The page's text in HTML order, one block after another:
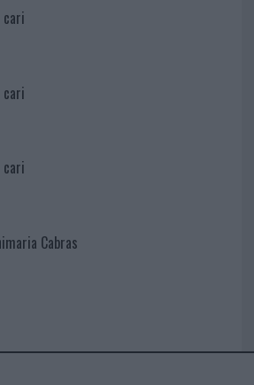
Cabras